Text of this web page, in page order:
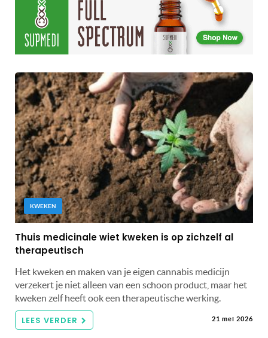
KWEKEN
Thuis medicinale wiet kweken is op zichzelf al
therapeutisch
Het kweken en maken van je eigen cannabis medicijn
verzekert je niet alleen van een schoon product, maar het
kweken zelf heeft ook een therapeutische werking.
LEES VERDER 21 mei 2026